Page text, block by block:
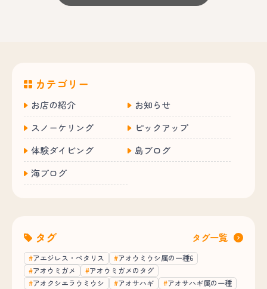
カテゴリー
お店の紹介
お知らせ
スノーケリング
ピックアップ
体験ダイビング
島ブログ
海ブログ
タグ タグ一覧
アエジレス・ペタリス
アオウミウシ属の一種6
アオウミガメ
アオウミガメのタグ
アオクシエラウミウシ
アオサハギ
アオサハギ属の一種